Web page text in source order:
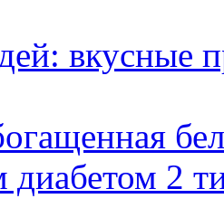
вкусные
диабетом 2